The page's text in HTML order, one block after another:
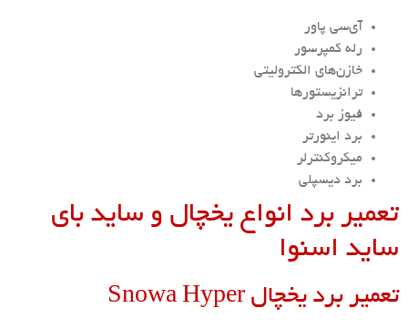
آی‌سی پاور
رله کمپرسور
خازن‌های الکترولیتی
ترانزیستورها
فیوز برد
برد اینورتر
میکروکنترلر
برد دیسپلی
تعمیر برد انواع یخچال و ساید بای
ساید اسنوا
تعمیر برد یخچال Snowa Hyper